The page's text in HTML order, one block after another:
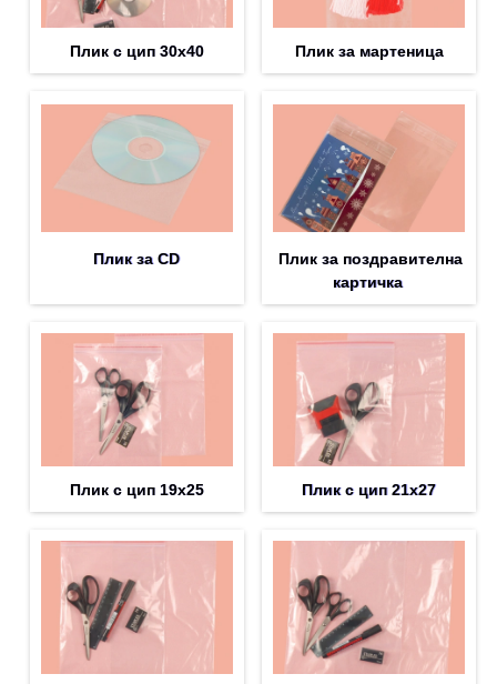
Плик с цип 30х40 Плик за мартеница
Плик за CD
Плик за поздравителна
картичка
Плик с цип 19х25 Плик с цип 21х27